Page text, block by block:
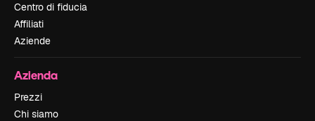
Centro di fiducia
Affiliati
Aziende
Azienda
Prezzi
Chi siamo